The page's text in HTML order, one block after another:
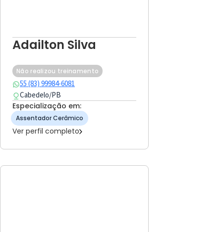
Adailton Silva
Não realizou treinamento
55 (83) 99984-6081
Cabedelo/PB
Especialização em:
Assentador Cerâmico
Ver perfil completo